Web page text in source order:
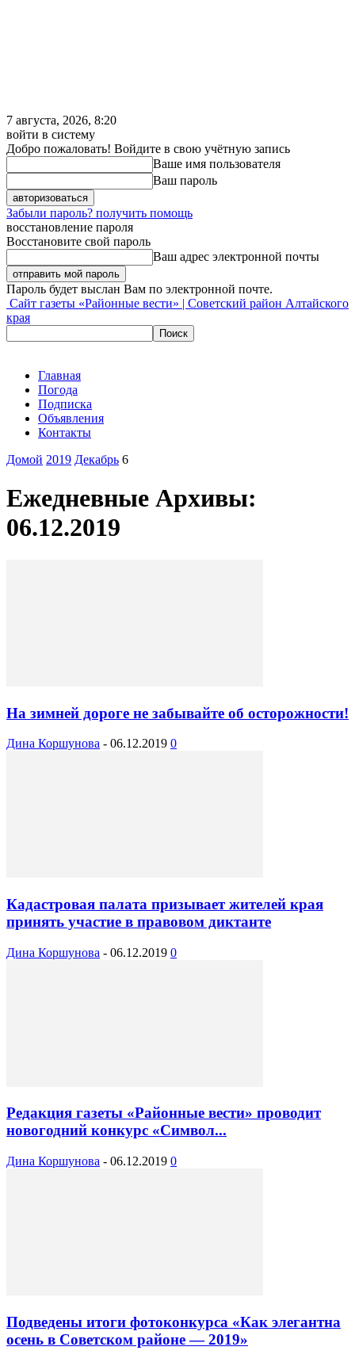
7 августа, 2026, 8:20
войти в систему
Добро пожаловать! Войдите в свою учётную запись
Ваше имя пользователя
Ваш пароль
Забыли пароль? получить помощь
восстановление пароля
Восстановите свой пароль
Ваш адрес электронной почты
Пароль будет выслан Вам по электронной почте.
Сайт газеты «Районные вести» | Советский район Алтайского
края
Главная
Погода
Подписка
Объявления
Контакты
Домой 2019 Декабрь 6
Ежедневные Архивы:
06.12.2019
На зимней дороге не забывайте об осторожности!
Дина Коршунова - 06.12.2019 0
Кадастровая палата призывает жителей края
принять участие в правовом диктанте
Дина Коршунова - 06.12.2019 0
Редакция газеты «Районные вести» проводит
новогодний конкурс «Символ...
Дина Коршунова - 06.12.2019 0
Подведены итоги фотоконкурса «Как элегантна
осень в Советском районе — 2019»